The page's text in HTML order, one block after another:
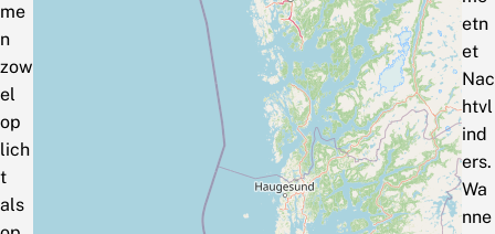
me
n
zow
el
op
lich
t
als
etn
et
Nac
htvl
ind
ers.
Wa
nne